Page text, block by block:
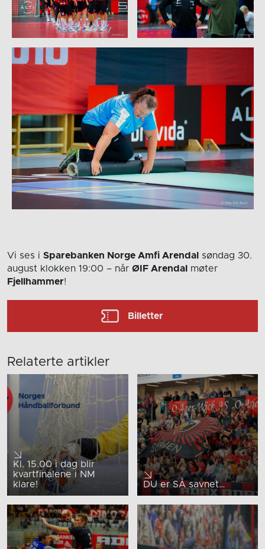
Vi ses i Sparebanken Norge Amfi Arendal
søndag 30.
august klokken 19:00 – når ØIF Arendal
møter
Fjellhammer!
Billetter
Relaterte artikler
Kl. 15.00 i dag blir
kvartfinalene i NM
klare!
DU er SÅ savnet…